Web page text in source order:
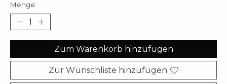
Menge:
Zum Warenkorb hinzufügen
Zur Wunschliste hinzufügen